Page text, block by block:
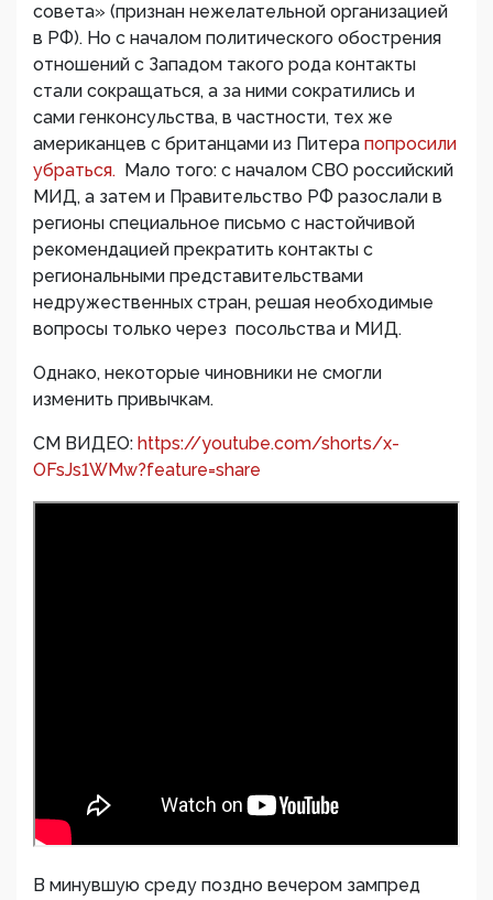
совета» (признан нежелательной организацией
в РФ). Но с началом политического обострения
отношений с Западом такого рода контакты
стали сокращаться, а за ними сократились и
сами генконсульства, в частности, тех же
американцев с британцами из Питера попросили
убраться. Мало того: с началом СВО российский
МИД, а затем и Правительство РФ разослали в
регионы специальное письмо с настойчивой
рекомендацией прекратить контакты с
региональными представительствами
недружественных стран, решая необходимые
вопросы только через посольства и МИД.
Однако, некоторые чиновники не смогли
изменить привычкам.
СМ ВИДЕО: https://youtube.com/shorts/x-
OFsJs1WMw?feature=share
В минувшую среду поздно вечером зампред